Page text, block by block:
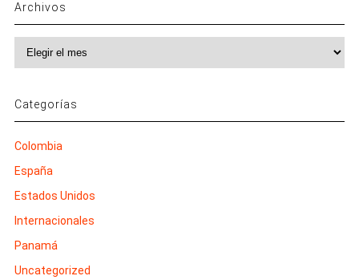
Archivos
Categorías
Colombia
España
Estados Unidos
Internacionales
Panamá
Uncategorized